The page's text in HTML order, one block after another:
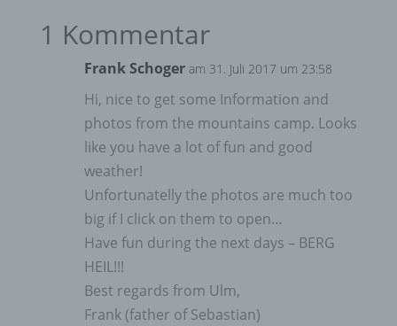
1 Kommentar
Frank Schoger am 31. Juli 2017 um 23:58
Hi, nice to get some Information and
photos from the mountains camp. Looks
like you have a lot of fun and good
weather!
Unfortunatelly the photos are much too
big if I click on them to open…
Have fun during the next days – BERG
HEIL!!!
Best regards from Ulm,
Frank (father of Sebastian)